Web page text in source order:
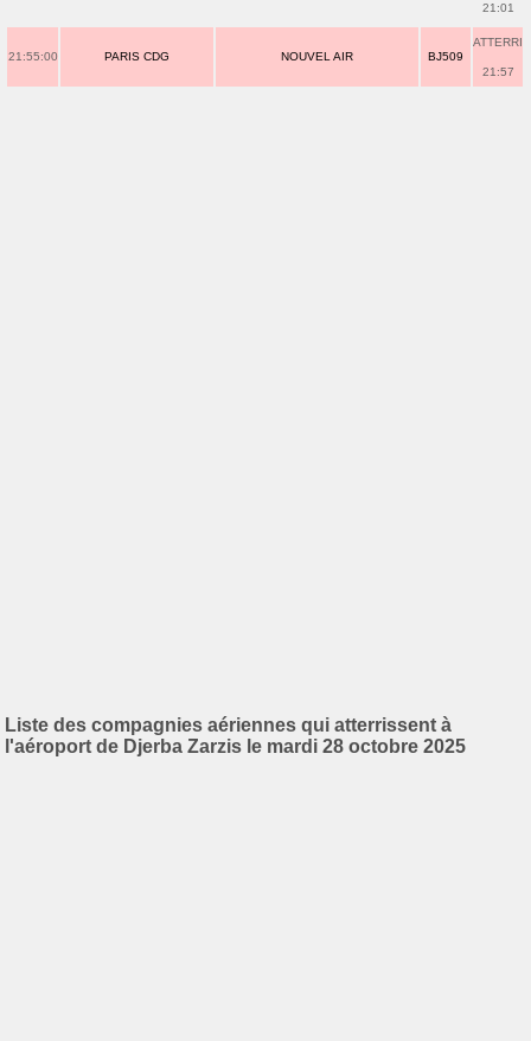
21:01
21:55:00 PARIS CDG NOUVEL AIR BJ509
ATTERRI
21:57
Liste des compagnies aériennes qui atterrissent à
l'aéroport de Djerba Zarzis le mardi 28 octobre 2025